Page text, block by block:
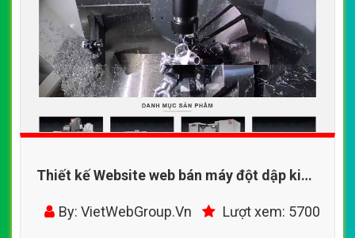
Thiết kế Website web bán máy đột dập kim
loại - haasvietnamcom
By: VietWebGroup.Vn Lượt xem: 5700